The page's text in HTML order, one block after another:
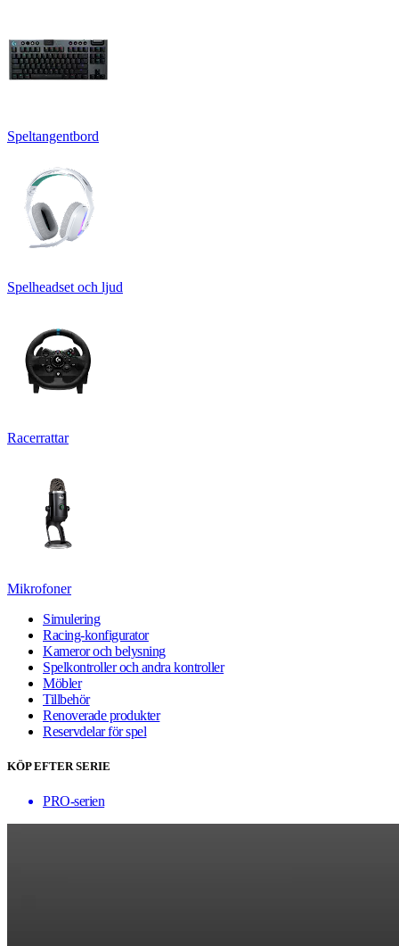
Speltangentbord
Spelheadset och ljud
Racerrattar
Mikrofoner
Simulering
Racing-konfigurator
Kameror och belysning
Spelkontroller och andra kontroller
Möbler
Tillbehör
Renoverade produkter
Reservdelar för spel
KÖP EFTER SERIE
PRO-serien